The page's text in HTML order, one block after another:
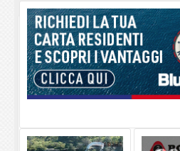
Rotta Elba–Bali: il viaggio impossibile
Il 9 e 11 agosto, due passeggiate alla
Danilo Casali, marinaio decorato